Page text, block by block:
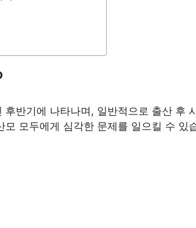
후반기에 나타나며, 일반적으로 출산 후
모 모두에게 심각한 문제를 일으킬 수 있